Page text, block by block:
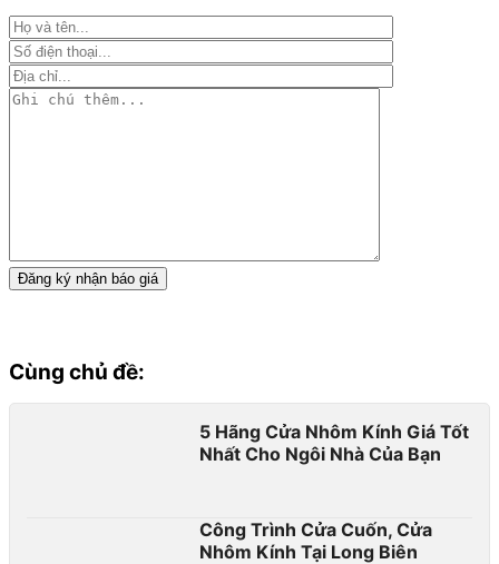
Cùng chủ đề:
5 Hãng Cửa Nhôm Kính Giá Tốt
Nhất Cho Ngôi Nhà Của Bạn
Công Trình Cửa Cuốn, Cửa
Nhôm Kính Tại Long Biên